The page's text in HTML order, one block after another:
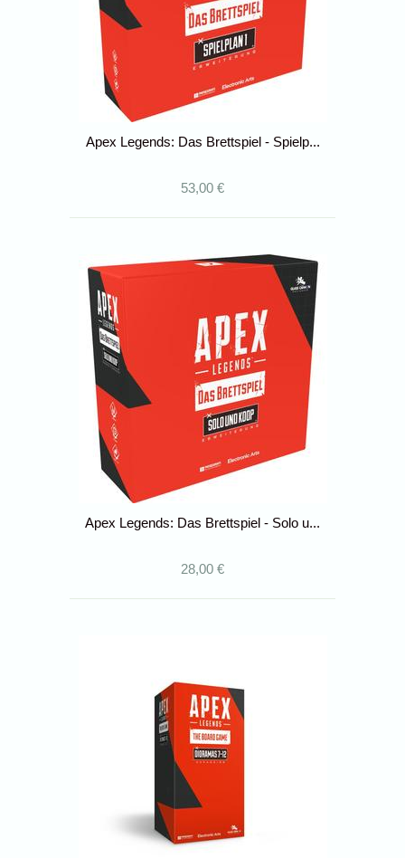
Apex Legends: Das Brettspiel - Spielp...
53,00 €
Apex Legends: Das Brettspiel - Solo u...
28,00 €